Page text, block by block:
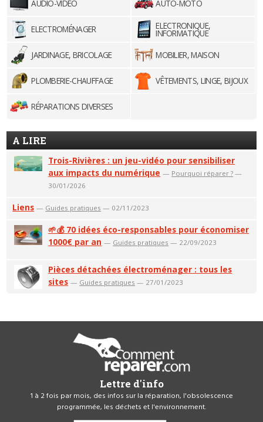
AUDIO-VIDÉO AUTO-MOTO
ELECTROMÉNAGER ELECTRONIQUE,
INFORMATIQUE
JARDINAGE, BRICOLAGE
MOBILIER, MAISON
PLOMBERIE-CHAUFFAGE VÊTEMENTS, LINGE, BIJOUX
RÉPARATIONS DIVERSES
A LIRE
Trois-Rivières : un jeu-vidéo pour sensibiliser
aux impacts du numérique — Pourquoi réparer ? —
30/01/2026
Liens — Guides pratiques — 02/11/2023
🌱💰 70 idées éco-responsables pour économiser
1000€ par an — Guides pratiques — 22/09/2023
Pièces détachées électroménager : tous les
sites — Guides pratiques — 27/01/2023
Lettre d'info
1 à 2 fois par mois, des infos sur la réparation, l'obsolescence
programmée, les déchets et l'environnement.